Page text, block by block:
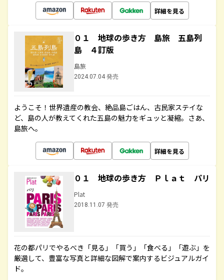
詳細を見る
０１ 地球の歩き方 島旅 五島列
島 ４訂版
島旅
2024.07.04 発売
ようこそ！世界遺産の教会、絶品島ごはん、古民家ステイな
ど、島の人が教えてくれた五島の魅力をギュッと凝縮。さあ、
島旅へ。
詳細を見る
０１ 地球の歩き方 Ｐｌａｔ パリ
Plat
2018.11.07 発売
花の都パリでやるべき「見る」「買う」「食べる」「遊ぶ」を
厳選して、豊富な写真と詳細な図解で案内するビジュアルガイ
ド。